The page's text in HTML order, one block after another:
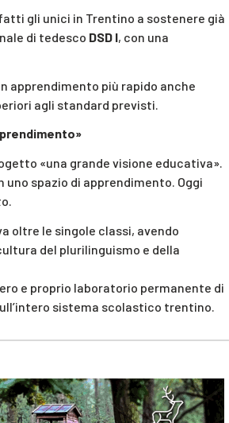
gli unici in Trentino a sostenere già
di tedesco DSD I, con una
apprendimento più rapido anche
agli standard previsti.
«una grande visione educativa».
spazio di apprendimento. Oggi
oltre le singole classi, avendo
del plurilinguismo e della
e proprio laboratorio permanente di
sistema scolastico trentino.